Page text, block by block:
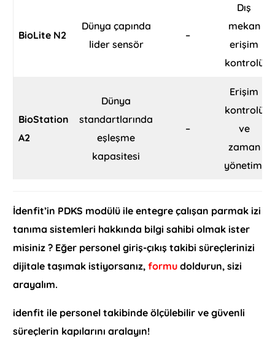
BioLite N2
Dünya çapında
lider sensör
–
Dış
mekan
erişim
kontrolü
BioStation
A2
Dünya
standartlarında
eşleşme
kapasitesi
–
Erişim
kontrolü
ve
zaman
yönetimi
İdenfit’in PDKS modülü ile entegre çalışan parmak izi
tanıma sistemleri hakkında bilgi sahibi olmak ister
misiniz ? Eğer personel giriş-çıkış takibi süreçlerinizi
dijitale taşımak istiyorsanız,formudoldurun, sizi
arayalım.
idenfit ile personel takibinde ölçülebilir ve güvenli
süreçlerin kapılarını aralayın!